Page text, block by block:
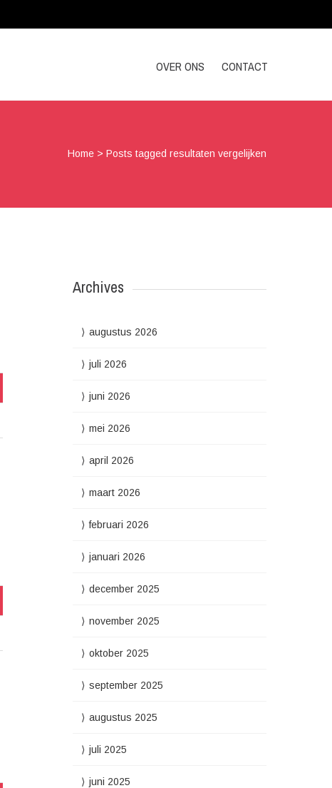
OVER ONS CONTACT
Home >Posts tagged resultaten vergelijken
Archives
augustus 2026
juli 2026
juni 2026
mei 2026
april 2026
maart 2026
februari 2026
januari 2026
december 2025
november 2025
oktober 2025
september 2025
augustus 2025
juli 2025
juni 2025